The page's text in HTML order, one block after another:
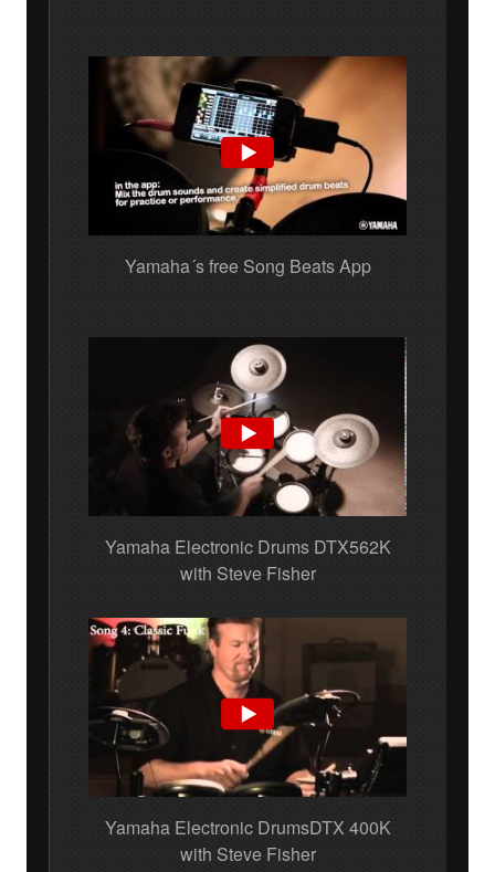
Yamaha´s free Song Beats App
Yamaha Electronic Drums DTX562K
with Steve Fisher
Yamaha Electronic DrumsDTX 400K
with Steve Fisher